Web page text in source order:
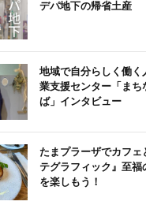
デパ地下の帰省土産
地域で自分らしく働く
業支援センター「ま
ば」インタビュー
たまプラーザでカフェ
テグラフィック』至福
を楽しもう！